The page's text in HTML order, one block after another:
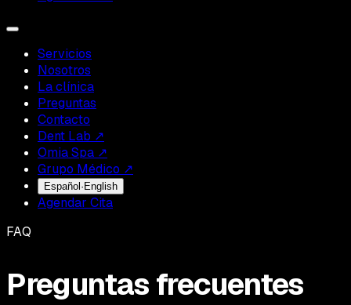
Servicios
Nosotros
La clínica
Preguntas
Contacto
Dent Lab ↗
Omia Spa ↗
Grupo Médico ↗
Español·English
Agendar Cita
FAQ
Preguntas frecuentes